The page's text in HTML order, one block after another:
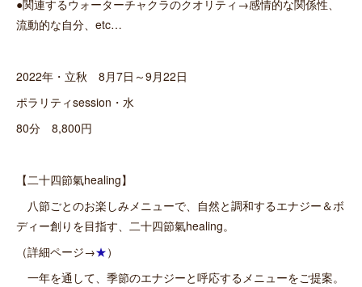
●関連するウォーターチャクラのクオリティ→感情的な関係性、
流動的な自分、etc…
2022年・立秋 8月7日～9月22日
ポラリティsession・水
80分 8,800円
【二十四節氣healing】
八節ごとのお楽しみメニューで、自然と調和するエナジー＆ボ
ディー創りを目指す、二十四節氣healing。
（詳細ページ→★）
一年を通して、季節のエナジーと呼応するメニューをご提案。